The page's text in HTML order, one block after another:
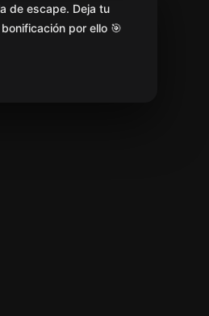
de escape. Deja tu
por ello 🎯